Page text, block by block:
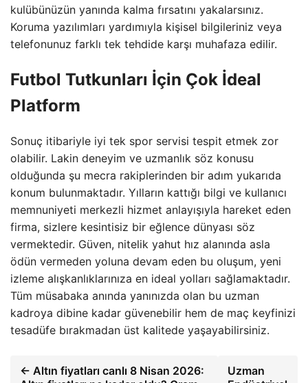
kulübünüzün yanında kalma fırsatını yakalarsınız.
Koruma yazılımları yardımıyla kişisel bilgileriniz veya
telefonunuz farklı tek tehdide karşı muhafaza edilir.
Futbol Tutkunları İçin Çok İdeal
Platform
Sonuç itibariyle iyi tek spor servisi tespit etmek zor
olabilir. Lakin deneyim ve uzmanlık söz konusu
olduğunda şu mecra rakiplerinden bir adım yukarıda
konum bulunmaktadır. Yılların kattığı bilgi ve kullanıcı
memnuniyeti merkezli hizmet anlayışıyla hareket eden
firma, sizlere kesintisiz bir eğlence dünyası söz
vermektedir. Güven, nitelik yahut hız alanında asla
ödün vermeden yoluna devam eden bu oluşum, yeni
izleme alışkanlıklarınıza en ideal yolları sağlamaktadır.
Tüm müsabaka anında yanınızda olan bu uzman
kadroya dibine kadar güvenebilir hem de maç keyfinizi
tesadüfe bırakmadan üst kalitede yaşayabilirsiniz.
← Altın fiyatları canlı 8 Nisan 2026:
Uzman